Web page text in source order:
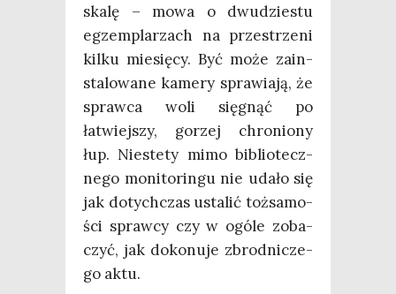
ska­lę – mowa o dwu­dzie­stu
egzem­pla­rzach na prze­strze­ni
kil­ku mie­się­cy. Być może zain­
sta­lo­wa­ne kame­ry spra­wia­ją, że
spraw­ca woli się­gnąć po
łatwiej­szy, gorzej chro­nio­ny
łup. Nie­ste­ty mimo biblio­tecz­
ne­go moni­to­rin­gu nie uda­ło się
jak dotych­czas usta­lić toż­sa­mo­
ści spraw­cy czy w ogó­le zoba­
czyć, jak doko­nu­je zbrod­ni­cze­
go aktu.